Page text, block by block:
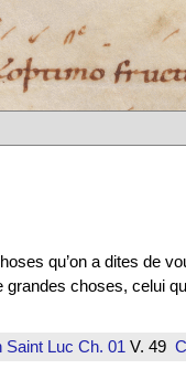
qu’on a dites de
grandes choses, celui
Saint Luc Ch. 01 V. 49